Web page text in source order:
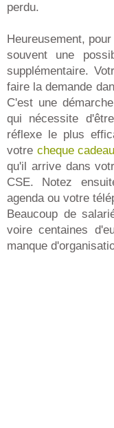
perdu.
Heureusement,
souvent une
supplémentaire.
faire la demande
C'est une
qui nécessite
réflexe le plus
votre cheque
qu'il arrive dans
CSE. Notez
agenda ou votre
Beaucoup de
voire centaines
manque